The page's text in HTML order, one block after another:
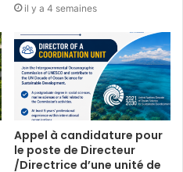
il y a 4 semaines
Appel à candidature pour
le poste de Directeur
/Directrice d’une unité de